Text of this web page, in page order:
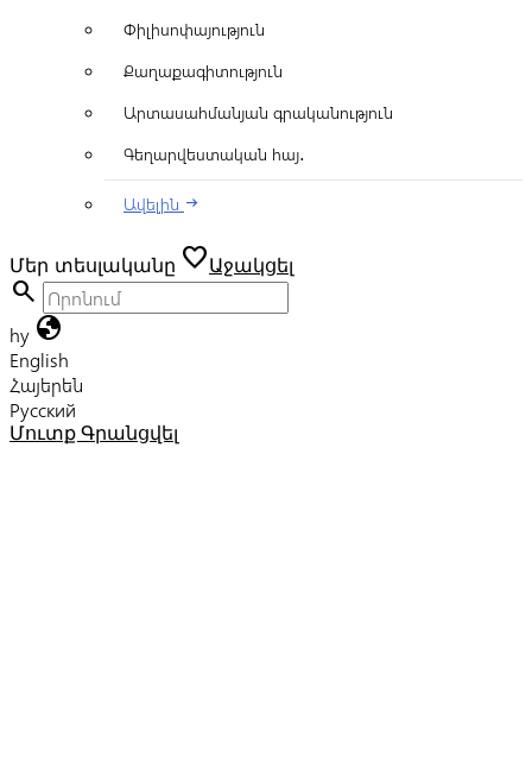
Փիլիսոփայություն
Քաղաքագիտություն
Արտասահմանյան գրականություն
Գեղարվեստական հայ․
Ավելին arrow_right_alt
Մեր տեսլականը favoriteԱջակցել
search
hy globe
English
Հայերեն
Русский
Մուտք Գրանցվել